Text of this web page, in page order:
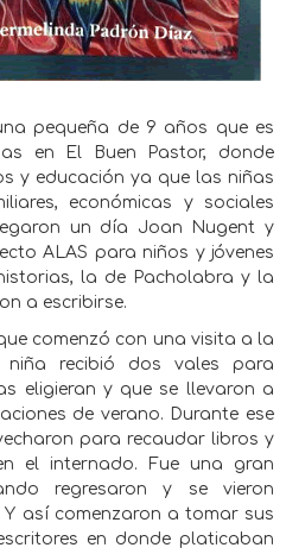
pequeña de 9 años que es
en El Buen Pastor, donde
y educación ya que las niñas
económicas y sociales
un día Joan Nugent y
ALAS para niños y jóvenes
la de Pacholabra y la
a escribirse.
comenzó con una visita a la
niña recibió dos vales para
eligieran y que se llevaron a
de verano. Durante ese
para recaudar libros y
el internado. Fue una gran
regresaron y se vieron
así comenzaron a tomar sus
en donde platicaban